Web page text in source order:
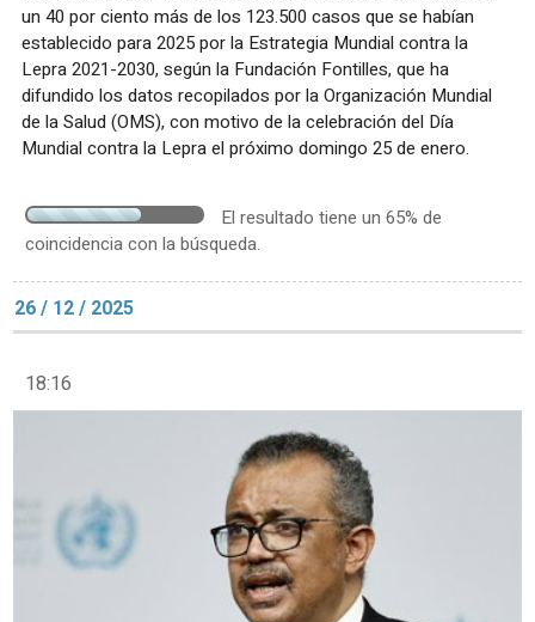
un 40 por ciento más de los 123.500 casos que se habían
establecido para 2025 por la Estrategia Mundial contra la
Lepra 2021-2030, según la Fundación Fontilles, que ha
difundido los datos recopilados por la Organización Mundial
de la Salud (OMS), con motivo de la celebración del Día
Mundial contra la Lepra el próximo domingo 25 de enero.
El resultado tiene un 65% de
coincidencia con la búsqueda.
26 / 12 / 2025
18:16